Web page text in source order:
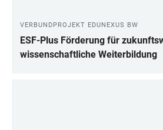
VERBUNDPROJEKT EDUNEXUS BW
ESF-Plus Förderung für
wissenschaftliche Weiterbildung